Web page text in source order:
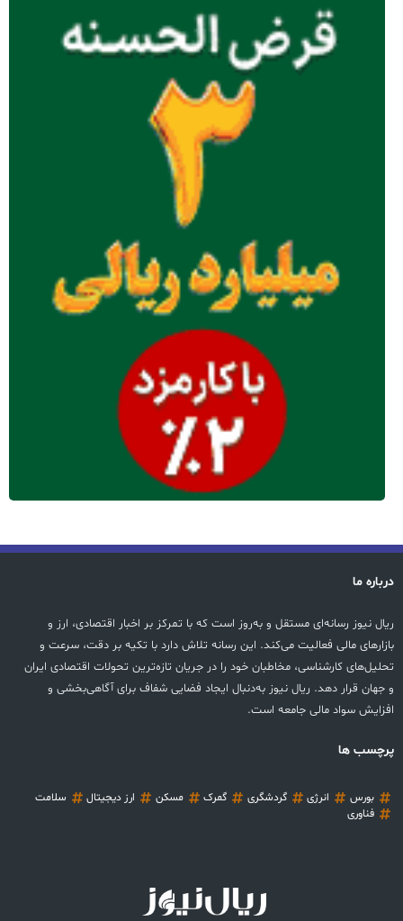
درباره ما
ریال نیوز رسانه‌ای مستقل و به‌روز است که با تمرکز بر اخبار اقتصادی، ارز و
بازارهای مالی فعالیت می‌کند. این رسانه تلاش دارد با تکیه بر دقت، سرعت و
تحلیل‌های کارشناسی، مخاطبان خود را در جریان تازه‌ترین تحولات اقتصادی ایران
و جهان قرار دهد. ریال نیوز به‌دنبال ایجاد فضایی شفاف برای آگاهی‌بخشی و
افزایش سواد مالی جامعه است.
پرچسب ها
بورس انرژی گردشگری گمرک مسکن ارز دیجیتال
سلامت
فناوری